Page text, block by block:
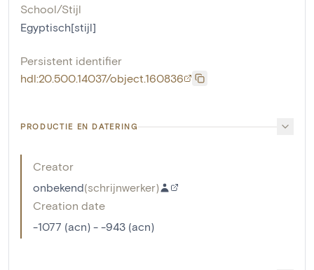
School/Stijl
Egyptisch[stijl]
Persistent identifier
hdl:20.500.14037/object.160836
PRODUCTIE EN DATERING
Creator
onbekend(schrijnwerker)
Creation date
-1077 (acn) - -943 (acn)